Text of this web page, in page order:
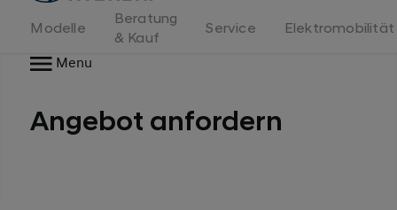
Modelle
Beratung
& Kauf
Service
Elektromobilität
Menu
Angebot anfordern